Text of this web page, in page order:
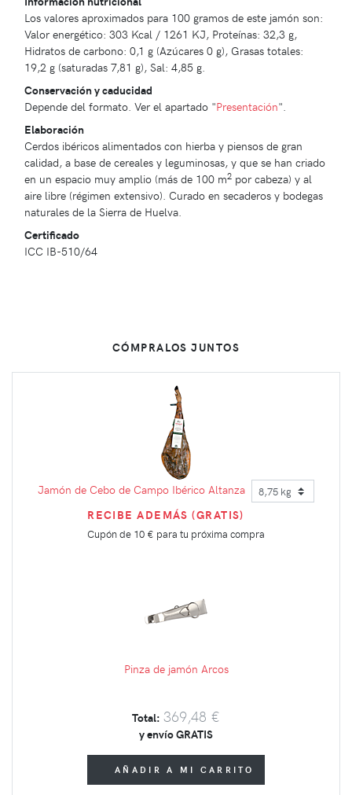
Los valores aproximados para 100 gramos de este jamón son:
Valor energético: 303 Kcal / 1261 KJ, Proteínas: 32,3 g,
Hidratos de carbono: 0,1 g (Azúcares 0 g), Grasas totales:
19,2 g (saturadas 7,81 g), Sal: 4,85 g.
Conservación y caducidad
Depende del formato. Ver el apartado "Presentación".
Elaboración
Cerdos ibéricos alimentados con hierba y piensos de gran
calidad, a base de cereales y leguminosas, y que se han criado
en un espacio muy amplio (más de 100 m2 por cabeza) y al
aire libre (régimen extensivo). Curado en secaderos y bodegas
naturales de la Sierra de Huelva.
Certificado
ICC IB-510/64
CÓMPRALOS JUNTOS
Jamón de Cebo de Campo Ibérico Altanza
RECIBE ADEMÁS (GRATIS)
Cupón de 10 € para tu próxima compra
Pinza de jamón Arcos
Total: 369,48 €
y envío GRATIS
AÑADIR A MI CARRITO